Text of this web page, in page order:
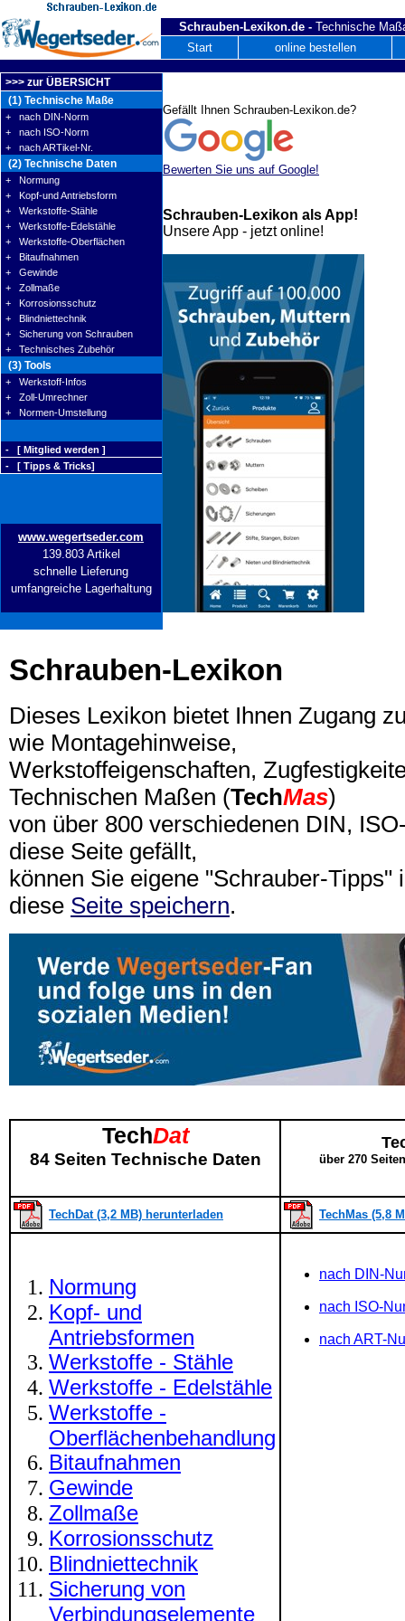
Schrauben-Lexikon.de - Technische
Start
online bestellen
>>> zur ÜBERSICHT
(1) Technische Maße
+ nach DIN-Norm
+ nach ISO-Norm
+ nach ARTikel-Nr.
(2) Technische Daten
+ Normung
+ Kopf-und Antriebsform
+ Werkstoffe-Stähle
+ Werkstoffe-Edelstähle
+ Werkstoffe-Oberflächen
+ Bitaufnahmen
+ Gewinde
+ Zollmaße
+ Korrosionsschutz
+ Blindniettechnik
+ Sicherung von Schrauben
+ Technisches Zubehör
(3) Tools
+ Werkstoff-Infos
+ Zoll-Umrechner
+ Normen-Umstellung
- [ Mitglied werden ]
- [ Tipps & Tricks]
www.wegertseder.com
139.803 Artikel
schnelle Lieferung
umfangreiche Lagerhaltung
Schrauben-Lexikon
Dieses Lexikon bietet Ihnen Zugang
wie Montagehinweise,
Werkstoffeigenschaften,
Technischen Maßen (TechMas)
von über 800 verschiedenen DIN,
diese Seite gefällt,
können Sie eigene "Schrauber-Tipps"
diese Seite speichern.
TechDat
84 Seiten Technische Daten über 270
TechDat (3,2 MB) herunterladen TechMas (5,8
Normung
Kopf- und
Antriebsformen
Werkstoffe - Stähle
Werkstoffe - Edelstähle
Werkstoffe -
Oberflächenbehandlung
Bitaufnahmen
Gewinde
Zollmaße
Korrosionsschutz
Blindniettechnik
Sicherung von
Verbindungselemente
nach DIN-
nach ISO-
nach ART-
Gefällt Ihnen Schrauben-Lexikon.de?
Bewerten Sie uns auf Google!
Schrauben-Lexikon als App!
Unsere App - jetzt online!